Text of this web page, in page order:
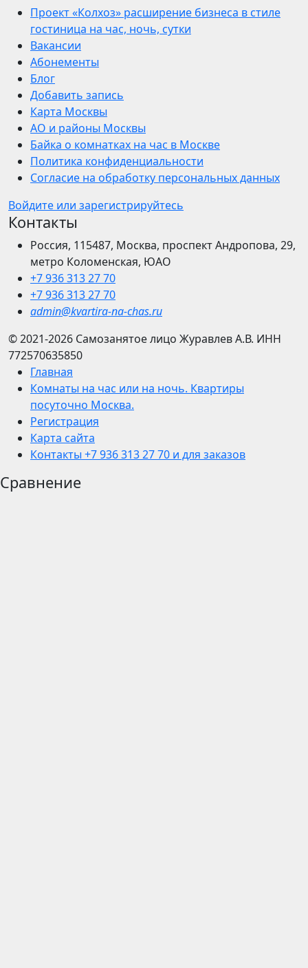
Проект «Колхоз» расширение бизнеса в стиле
гостиница на час, ночь, сутки
Вакансии
Абонементы
Блог
Добавить запись
Карта Москвы
АО и районы Москвы
Байка о комнатках на час в Москве
Политика конфиденциальности
Согласие на обработку персональных данных
Войдите или зарегистрируйтесь
Контакты
Россия, 115487, Москва, проспект Андропова, 29,
метро Коломенская, ЮАО
+7 936 313 27 70
+7 936 313 27 70
admin@kvartira-na-chas.ru
© 2021-2026 Самозанятое лицо Журавлев А.В. ИНН
772570635850
Главная
Комнаты на час или на ночь. Квартиры
посуточно Москва.
Регистрация
Карта сайта
Контакты +7 936 313 27 70 и для заказов
Сравнение